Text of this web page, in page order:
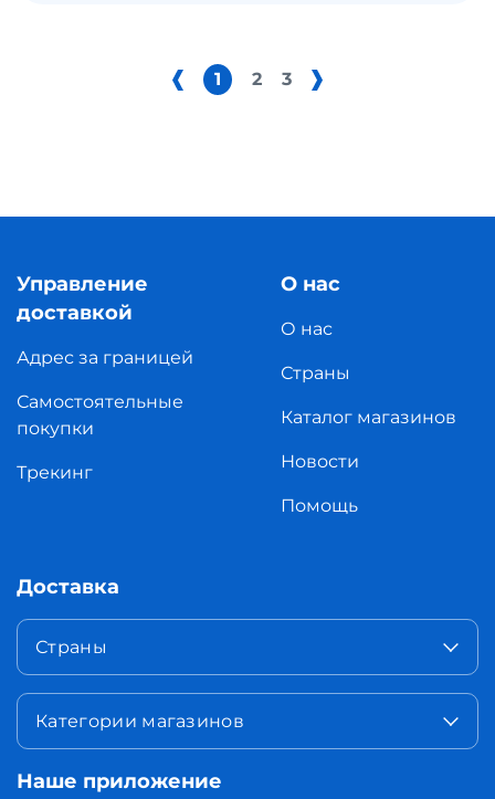
1 2 3
Управление
доставкой
Адрес за границей
Самостоятельные
покупки
Трекинг
О нас
О нас
Страны
Каталог магазинов
Новости
Помощь
Доставка
Страны
Категории магазинов
Наше приложение